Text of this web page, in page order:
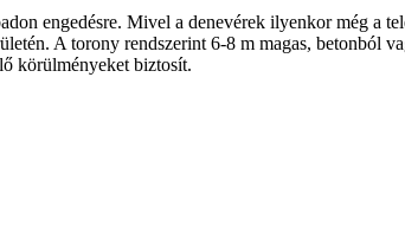
engedésre. Mivel a denevérek ilyenkor még a
A torony rendszerint 6-8 m magas, betonból
körülményeket biztosít.